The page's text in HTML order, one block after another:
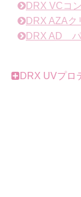
DRX VCコ
DRX AZAク
DRX AD
DRX UVプ